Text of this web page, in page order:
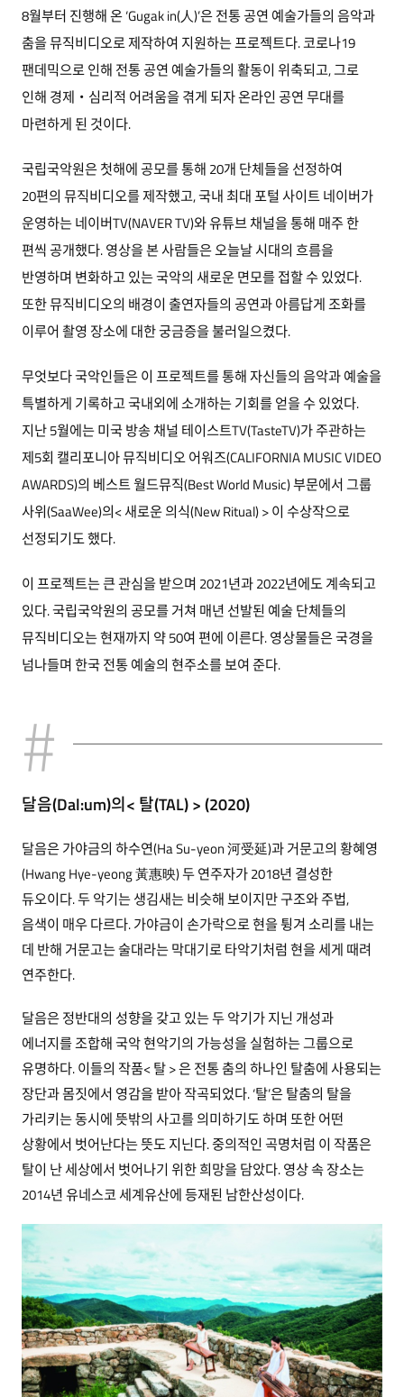
8월부터 진행해 온 ‘Gugak in(人)’은 전통 공연 예술가들의 음악과
춤을 뮤직비디오로 제작하여 지원하는 프로젝트다. 코로나19
팬데믹으로 인해 전통 공연 예술가들의 활동이 위축되고, 그로
인해 경제‧심리적 어려움을 겪게 되자 온라인 공연 무대를
마련하게 된 것이다.
국립국악원은 첫해에 공모를 통해 20개 단체들을 선정하여
20편의 뮤직비디오를 제작했고, 국내 최대 포털 사이트 네이버가
운영하는 네이버TV(NAVER TV)와 유튜브 채널을 통해 매주 한
편씩 공개했다. 영상을 본 사람들은 오늘날 시대의 흐름을
반영하며 변화하고 있는 국악의 새로운 면모를 접할 수 있었다.
또한 뮤직비디오의 배경이 출연자들의 공연과 아름답게 조화를
이루어 촬영 장소에 대한 궁금증을 불러일으켰다.
무엇보다 국악인들은 이 프로젝트를 통해 자신들의 음악과 예술을
특별하게 기록하고 국내외에 소개하는 기회를 얻을 수 있었다.
지난 5월에는 미국 방송 채널 테이스트TV(TasteTV)가 주관하는
제5회 캘리포니아 뮤직비디오 어워즈(CALIFORNIA MUSIC VIDEO
AWARDS)의 베스트 월드뮤직(Best World Music) 부문에서 그룹
사위(SaaWee)의< 새로운 의식(New Ritual) > 이 수상작으로
선정되기도 했다.
이 프로젝트는 큰 관심을 받으며 2021년과 2022년에도 계속되고
있다. 국립국악원의 공모를 거쳐 매년 선발된 예술 단체들의
뮤직비디오는 현재까지 약 50여 편에 이른다. 영상물들은 국경을
넘나들며 한국 전통 예술의 현주소를 보여 준다.
달음(Dal:um)의< 탈(TAL) > (2020)
달음은 가야금의 하수연(Ha Su-yeon 河受延)과 거문고의 황혜영
(Hwang Hye-yeong 黃惠映) 두 연주자가 2018년 결성한
듀오이다. 두 악기는 생김새는 비슷해 보이지만 구조와 주법,
음색이 매우 다르다. 가야금이 손가락으로 현을 튕겨 소리를 내는
데 반해 거문고는 술대라는 막대기로 타악기처럼 현을 세게 때려
연주한다.
달음은 정반대의 성향을 갖고 있는 두 악기가 지닌 개성과
에너지를 조합해 국악 현악기의 가능성을 실험하는 그룹으로
유명하다. 이들의 작품< 탈 > 은 전통 춤의 하나인 탈춤에 사용되는
장단과 몸짓에서 영감을 받아 작곡되었다. ‘탈’은 탈춤의 탈을
가리키는 동시에 뜻밖의 사고를 의미하기도 하며 또한 어떤
상황에서 벗어난다는 뜻도 지닌다. 중의적인 곡명처럼 이 작품은
탈이 난 세상에서 벗어나기 위한 희망을 담았다. 영상 속 장소는
2014년 유네스코 세계유산에 등재된 남한산성이다.